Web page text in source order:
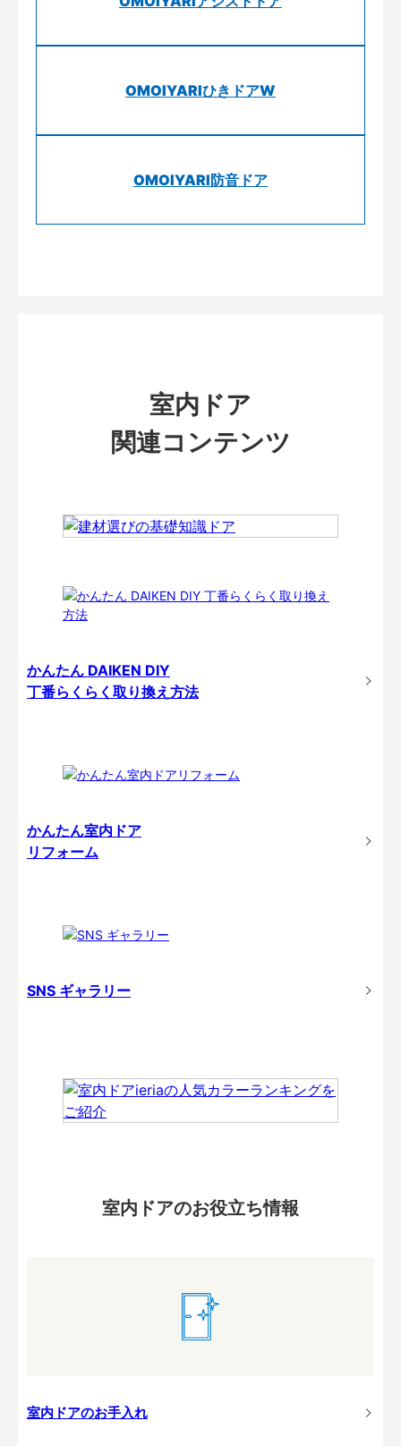
OMOIYARIひきドアW
OMOIYARI防音ドア
室内ドア
関連コンテンツ
かんたん DAIKEN DIY
丁番らくらく取り換え方法
かんたん室内ドア
リフォーム
SNS ギャラリー
室内ドアのお役立ち情報
室内ドアのお手入れ